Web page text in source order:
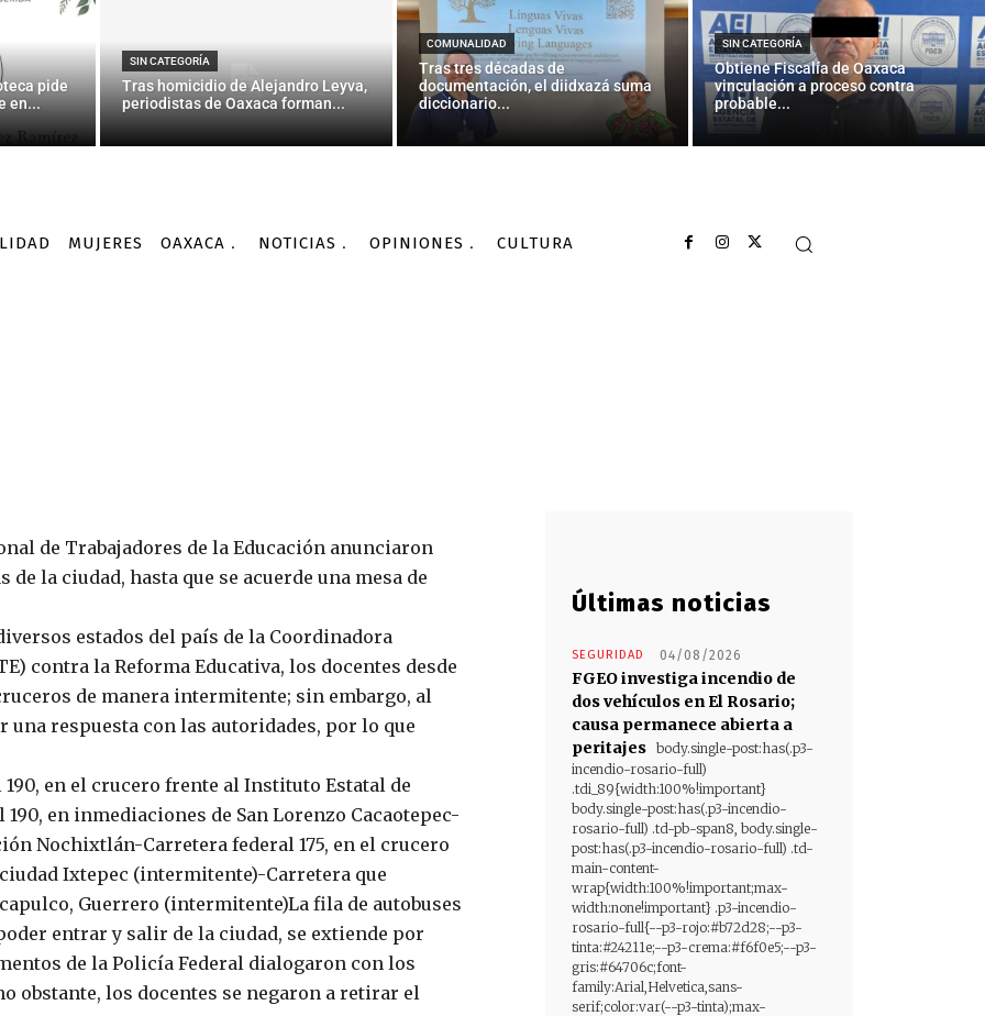
pide
en...
SIN CATEGORÍA
Tras homicidio de Alejandro Leyva,
periodistas de Oaxaca forman...
COMUNALIDAD
Tras tres décadas de
documentación, el diidxazá suma
diccionario...
SIN CATEGORÍA
Obtiene Fiscalía de Oaxaca
vinculación a proceso contra
probable...
MUJERES OAXACA NOTICIAS OPINIONES CULTURA
CNTE ponen en “jaque” a Oaxaca
AGENCIA INFORMATIVA CONACYT - 12/10/2015
de Trabajadores de la Educación anunciaron
la ciudad, hasta que se acuerde una mesa de
estados del país de la Coordinadora
contra la Reforma Educativa, los docentes desde
de manera intermitente; sin embargo, al
una respuesta con las autoridades, por lo que
en el crucero frente al Instituto Estatal de
en inmediaciones de San Lorenzo Cacaotepec-
Nochixtlán-Carretera federal 175, en el crucero
Ixtepec (intermitente)-Carretera que
Guerrero (intermitente)La fila de autobuses
entrar y salir de la ciudad, se extiende por
de la Policía Federal dialogaron con los
obstante, los docentes se negaron a retirar el
Últimas noticias
SEGURIDAD 04/08/2026
FGEO investiga incendio de
dos vehículos en El Rosario;
causa permanece abierta a
peritajes body.single-post:has(.p3-
incendio-rosario-full)
.tdi_89{width:100%!important}
body.single-post:has(.p3-incendio-
rosario-full) .td-pb-span8, body.single-
post:has(.p3-incendio-rosario-full) .td-
main-content-
wrap{width:100%!important;max-
width:none!important} .p3-incendio-
rosario-full{--p3-rojo:#b72d28;--p3-
tinta:#24211e;--p3-crema:#f6f0e5;--p3-
gris:#64706c;font-
family:Arial,Helvetica,sans-
serif;color:var(--p3-tinta);max-